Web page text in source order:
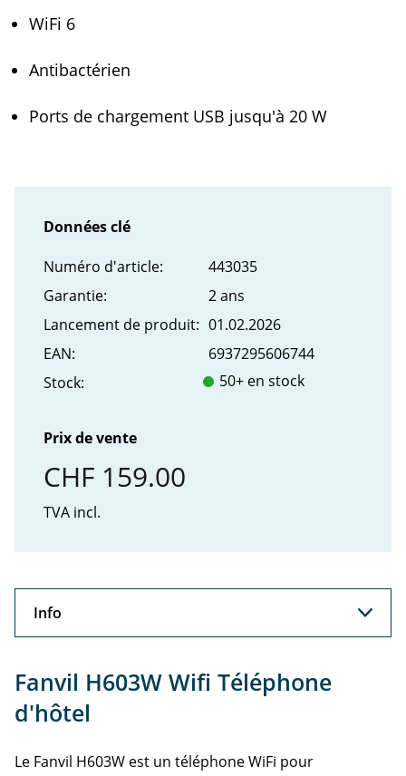
WiFi 6
Antibactérien
Ports de chargement USB jusqu'à 20 W
Données clé
Numéro d'article:
443035
Garantie:
2 ans
Lancement de produit: 01.02.2026
EAN:
6937295606744
Stock:
50+ en stock
Prix de vente
CHF 159.00
TVA incl.
Info
Support
Fanvil H603W Wifi Téléphone
d'hôtel
Le Fanvil H603W est un téléphone WiFi pour